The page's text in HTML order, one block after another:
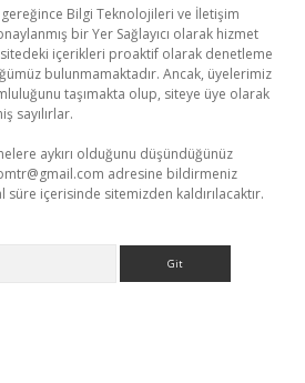
gereğince Bilgi Teknolojileri ve İletişim
bir Yer Sağlayıcı olarak hizmet
içerikleri proaktif olarak denetleme
bulunmamaktadır. Ancak, üyelerimiz
taşımakta olup, siteye üye olarak
sayılırlar.
aykırı olduğunu düşündüğünüz
adresine bildirmeniz
içerisinde sitemizden kaldırılacaktır.